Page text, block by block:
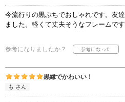
今流行りの黒ぶちでおしゃれです。友
ました。軽くて丈夫そうなフレームです
参考になりましたか？
黒縁でかわいい！
も さん